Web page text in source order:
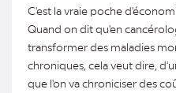
C'est la vraie poche
Quand on dit qu'en
transformer des maladies
chroniques, cela veut dire,
que l'on va chroniciser des